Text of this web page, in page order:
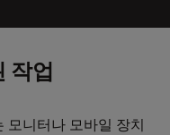
작업
니터나 모바일 장치